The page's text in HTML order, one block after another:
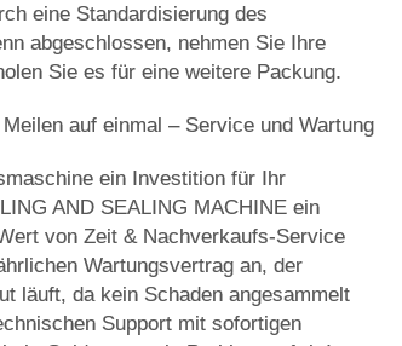
eine Standardisierung des
abgeschlossen, nehmen Sie Ihre
Sie es für eine weitere Packung.
auf einmal – Service und Wartung
ein Investition für Ihr
AND SEALING MACHINE ein
von Zeit & Nachverkaufs-Service
Wartungsvertrag an, der
läuft, da kein Schaden angesammelt
Support mit sofortigen